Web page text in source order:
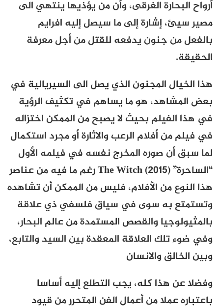
أرواح البحارة الغرقى، وأن من يؤذيها ينتهي الى
مصير سيئ، إشارة إلى ما سيصل إليه افرايم
بالفعل من جنون يدفعه للقتل من أجل معرفة
الحقيقة.
هذا الخيال المجنون الذي يصل الى السيريالية في
بعض المشاهد، هو ما يساهم في تكثيف الرؤية
في هذا الفيلم بحيث لا يصبح من الممكن اختزاله
في فيلم من أفلام الرعب والاثارة أو مجرد استكمال
لما سبق أن صوره المخرج نفسه في فيلمه الأول
“الساحرة” The Witch (2015) رغم ما فيه من عناصر
هذا النوع من الأفلام، فليس من الممكن أن تشاهده
وتستمتع به سوى في سياق فلسفي ذي علاقة
بالمثيولوجيا والقصص المستمدة من عالم البحار،
وفي ضوء تلك العلاقة المعقدة بين السيد والتابع،
وبين الخالق والانسان
وفضلا عن هذا كله، يجب التطلع إليه أساسا
باعتباره عملا من أعمال الفن المتحرر من قيود